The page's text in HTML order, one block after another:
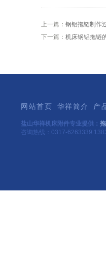
上一篇： 钢铝拖链制作
下一篇： 机床钢铝拖链
网站首页 华祥简介 产
盐山华祥机床附件专业提供：
咨询热线：0317-6263339